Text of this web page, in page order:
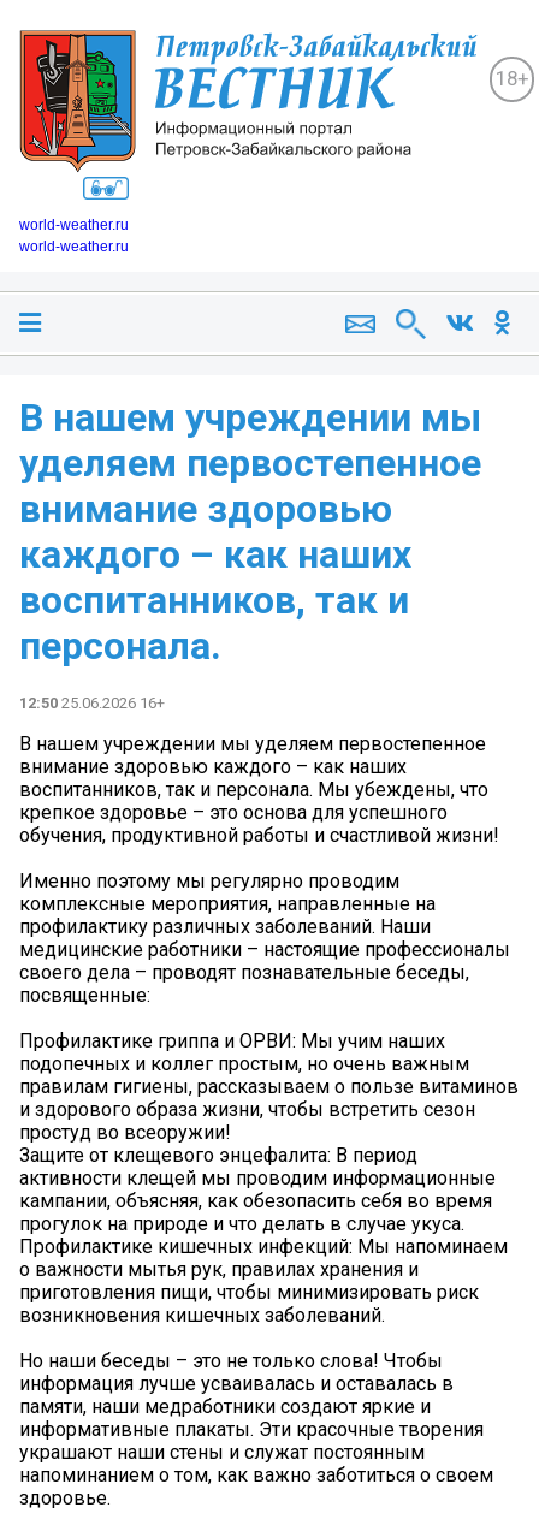
18+
world-weather.ru
world-weather.ru
В нашем учреждении мы
уделяем первостепенное
внимание здоровью
каждого – как наших
воспитанников, так и
персонала.
12:50 25.06.2026 16+
В нашем учреждении мы уделяем первостепенное
внимание здоровью каждого – как наших
воспитанников, так и персонала. Мы убеждены, что
крепкое здоровье – это основа для успешного
обучения, продуктивной работы и счастливой жизни!
️Именно поэтому мы регулярно проводим
комплексные мероприятия, направленные на
профилактику различных заболеваний. Наши
медицинские работники – настоящие профессионалы
своего дела – проводят познавательные беседы,
посвященные:
Профилактике гриппа и ОРВИ: Мы учим наших
подопечных и коллег простым, но очень важным
правилам гигиены, рассказываем о пользе витаминов
и здорового образа жизни, чтобы встретить сезон
простуд во всеоружии!
Защите от клещевого энцефалита: В период
активности клещей мы проводим информационные
кампании, объясняя, как обезопасить себя во время
прогулок на природе и что делать в случае укуса.
Профилактике кишечных инфекций: Мы напоминаем
о важности мытья рук, правилах хранения и
приготовления пищи, чтобы минимизировать риск
возникновения кишечных заболеваний.
Но наши беседы – это не только слова! Чтобы
информация лучше усваивалась и оставалась в
памяти, наши медработники создают яркие и
информативные плакаты. Эти красочные творения
украшают наши стены и служат постоянным
напоминанием о том, как важно заботиться о своем
здоровье.